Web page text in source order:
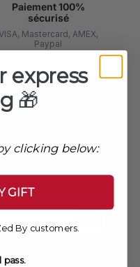
Paiement 100%
sécurisé
Mastercard, AMEX,
Paypal
express
🎁
clicking below:
GIFT
By customers.
pass.